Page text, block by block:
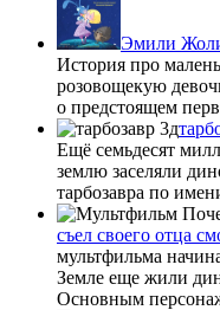
Эмили
История про
розовощекую
о предстоящем
Ещё семьдесят
землю заселяли
тарбозавра по
съел своего отца
мультфильма
Земле еще жили
Основным